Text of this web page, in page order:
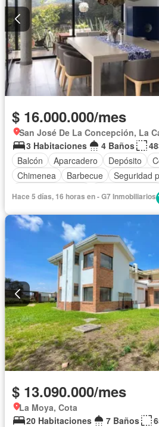
$ 16.000.000/mes
San José De La Concepción, La
3 Habitaciones
4 Baños
Balcón
Aparcadero Depósito
Chimenea
Barbecue
Seguridad
Hace 5 días, 16 horas en - G7 Inmobiliarios
$ 13.090.000/mes
La Moya, Cota
20 Habitaciones
7 Baños